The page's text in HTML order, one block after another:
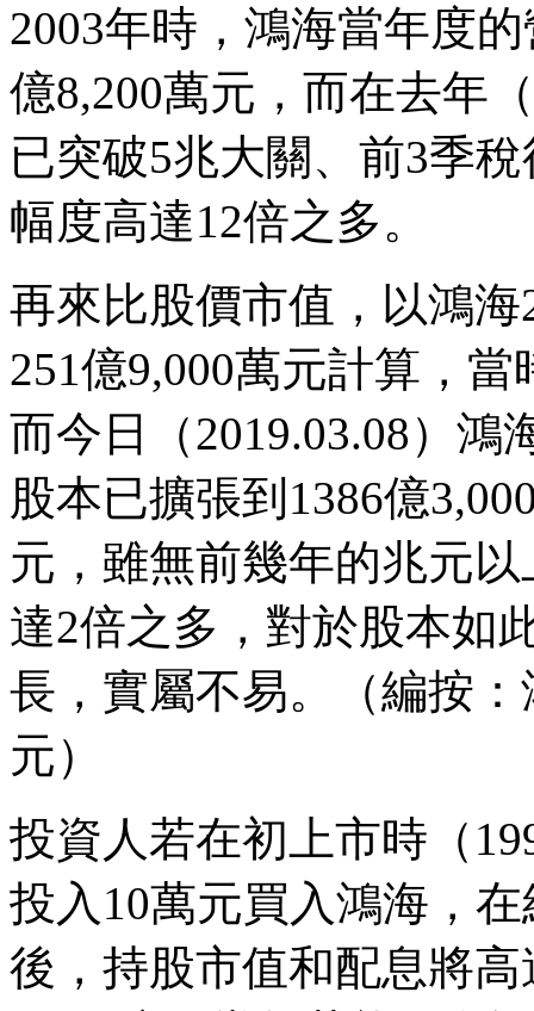
2003年時，鴻海當年度
億8,200萬元，而在去年
已突破5兆大關、前3季
幅度高達12倍之多。
再來比股價市值，以鴻
251億9,000萬元計算，
而今日（2019.03.08）鴻
股本已擴張到1386億
元，雖無前幾年的兆元
達2倍之多，對於股本如
長，實屬不易。（編按：
元）
投資人若在初上市時（
投入10萬元買入鴻海，
後，持股市值和配息將